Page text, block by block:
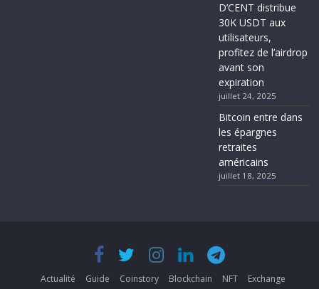
D’CENT distribue
30K USDT aux
utilisateurs,
profitez de l’airdrop
avant son
expiration
juillet 24, 2025
Bitcoin entre dans
les épargnes
retraites
américains
juillet 18, 2025
Actualité Guide Coinstory Blockchain NFT Exchange